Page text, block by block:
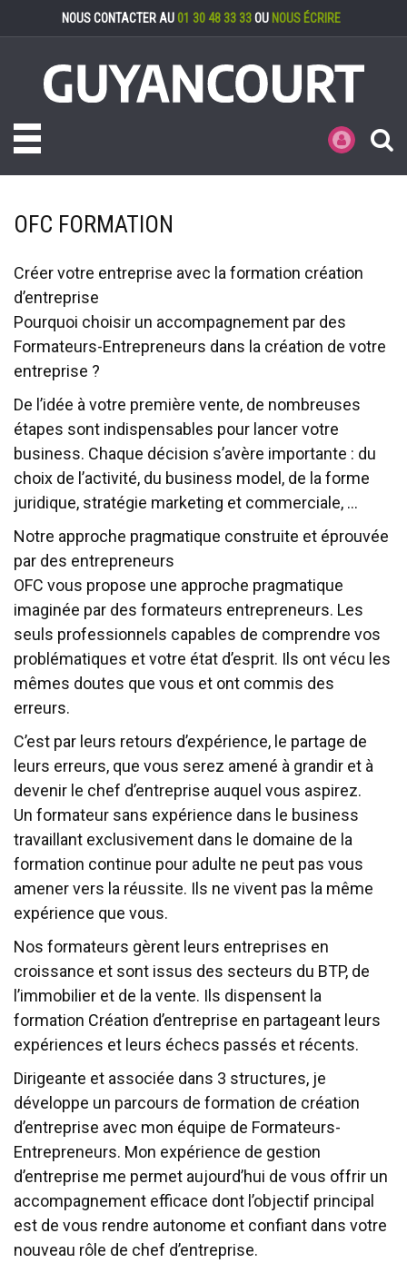
NOUS CONTACTER AU 01 30 48 33 33OU NOUS ÉCRIRE
Toggle navigation MES
OFC FORMATION
Créer votre entreprise avec la formation création
d’entreprise
Pourquoi choisir un accompagnement par des
Formateurs-Entrepreneurs dans la création de votre
entreprise ?
De l’idée à votre première vente, de nombreuses
étapes sont indispensables pour lancer votre
business. Chaque décision s’avère importante : du
choix de l’activité, du business model, de la forme
juridique, stratégie marketing et commerciale, …
Notre approche pragmatique construite et éprouvée
par des entrepreneurs
OFC vous propose une approche pragmatique
imaginée par des formateurs entrepreneurs. Les
seuls professionnels capables de comprendre vos
problématiques et votre état d’esprit. Ils ont vécu les
mêmes doutes que vous et ont commis des
erreurs.
C’est par leurs retours d’expérience, le partage de
leurs erreurs, que vous serez amené à grandir et à
devenir le chef d’entreprise auquel vous aspirez.
Un formateur sans expérience dans le business
travaillant exclusivement dans le domaine de la
formation continue pour adulte ne peut pas vous
amener vers la réussite. Ils ne vivent pas la même
expérience que vous.
Nos formateurs gèrent leurs entreprises en
croissance et sont issus des secteurs du BTP, de
l’immobilier et de la vente. Ils dispensent la
formation Création d’entreprise en partageant leurs
expériences et leurs échecs passés et récents.
Dirigeante et associée dans 3 structures, je
développe un parcours de formation de création
d’entreprise avec mon équipe de Formateurs-
Entrepreneurs. Mon expérience de gestion
d’entreprise me permet aujourd’hui de vous offrir un
accompagnement efficace dont l’objectif principal
est de vous rendre autonome et confiant dans votre
nouveau rôle de chef d’entreprise.